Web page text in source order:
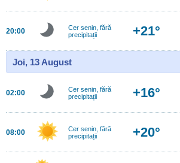
20:00
Cer senin, fără
precipitații
+21°
Joi, 13 August
02:00
Cer senin, fără
precipitații
+16°
08:00
Cer senin, fără
precipitații
+20°